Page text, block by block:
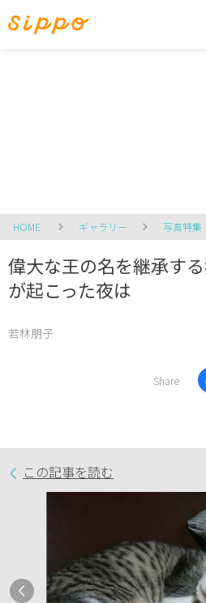
HOME ギャラリー 写真特集
偉大な王の名を継承す
が起こった夜は
若林朋子
Share
この記事を読む